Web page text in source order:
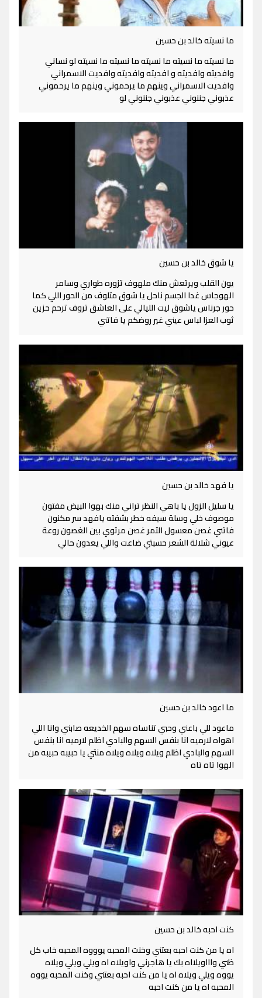
ما نسيته خالد بن حسين
ما نسيته ما نسيته ما نسيته ما نسيته ما نسيته لو نساني
وافديته وافديته و افديته وافديته وافديت الاسمراني
وافديت الاسمراني وينهم ما يرحموني وينهم ما يرحموني
عذبوني جننوني عذبوني جننوني لو
يا شوق خالد بن حسين
يون القلب ويرتعش منك ملهوف تزوره طواري وسامر
الهوجاس غدا الجسم ناحل يا شوق متلوف من الحور اللي كما
حور جرناس ياشوق ليت الليالي على العاشق تروف ترحم حزين
ثوب العزا لباس عيني غير روضكم يا فاتني
يا فهد خالد بن حسين
يا سليل الزول يا باهي النظر تراني منك بهوا البيض مفتون
موصوف خلي وسلة سيفه خطر بشفته يافهد سر مكنون
فاتني غصن معسول الثمر غصن مرتوي بين الغصون روعة
عيوني شلالة الشعر حسبتي ضاعت واللي يعدون حالي
ما اعود خالد بن حسين
ماعود للي باعني وحبي تناساه سهم الخديعه صابني وانا اللي
اهواه لارميه انا بنفس السهم والبادي اظلم لارميه انا بنفس
السهم والبادي اظلم ويلاه ويلاه ويلاه منتي يا حبيبه حبيبه من
الهوا تاه تاه
كنت احبه خالد بن حسين
اه يا من كنت احبه بعتني وخنت المحبه يوووه المحبه خاب كل
ظني واااويلااه بك يا هاجرني واويلاه اه ويلي ويلي ويلاه
يووه ويلي ويلاه اه يا من كنت احبه بعتني وخنت المحبه يووه
المحبه اه يا من كنت احبه